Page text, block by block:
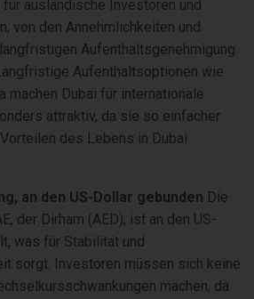
ausländische Investoren und
von den Annehmlichkeiten und
Aufenthaltsgenehmigung
Aufenthaltsoptionen wie
machen Dubai für internationale
attraktiv, da sie so einfacher
des Lebens in Dubai
an den US-Dollar gebunden Die
der Dirham (AED), ist an den US-
was für Stabilität und
sorgt. Investoren müssen sich keine
machen, da